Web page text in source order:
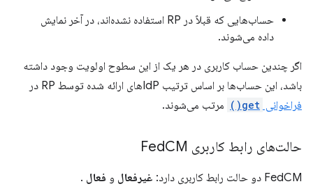
حساب‌هایی که قبلاً در RP استفاده نشده‌اند، در آخر نمایش
داده می‌شوند.
اگر چندین حساب کاربری در هر یک از این سطوح اولویت وجود داشته
باشد، این حساب‌ها بر اساس ترتیب IdPهای ارائه شده توسط RP در
فراخوانی get() مرتب می‌شوند.
حالت‌های رابط کاربری Fed CM
FedCM دو حالت رابط کاربری دارد: غیرفعال و فعال .